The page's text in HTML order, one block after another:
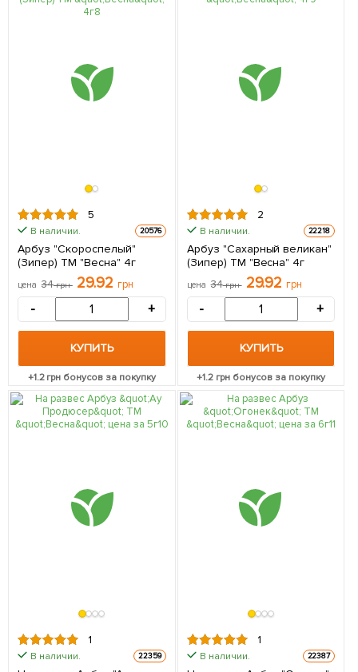
5
В наличии. 20576
Арбуз "Скороспелый"
(Зипер) ТМ "Весна" 4г
цена 34грн 29.92 грн
- +
КУПИТЬ
+1.2грн бонусов за покупку
2
В наличии. 22218
Арбуз "Сахарный великан"
(Зипер) ТМ "Весна" 4г
цена 34грн 29.92 грн
- +
КУПИТЬ
+1.2 грн бонусов за покупку
1
В наличии. 22359
1
В наличии. 22387